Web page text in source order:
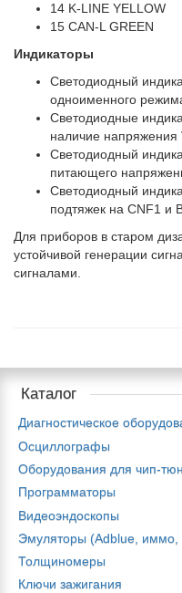
14 K-LINE YELLOW
15 CAN-L GREEN
Индикаторы
Светодиодный
одноименного
Светодиодные
наличие напряжения
Светодиодный
питающего
Светодиодный
подтяжек на CNF1 и
Для приборов в старом
устойчивой генерации
сигналами.
Каталог
Диагностическое
Осциллографы
Оборудования для чип-
Программаторы
Видеоэндоскопы
Эмуляторы (Adblue, иммо,
Толщиномеры
Ключи зажигания